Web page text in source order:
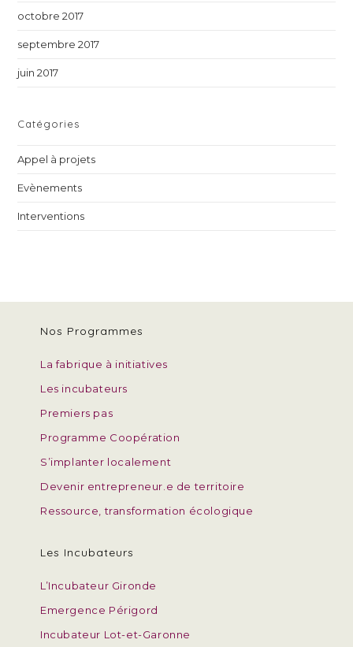
octobre 2017
septembre 2017
juin 2017
Catégories
Appel à projets
Evènements
Interventions
Nos Programmes
La fabrique à initiatives
Les incubateurs
Premiers pas
Programme Coopération
S’implanter localement
Devenir entrepreneur.e de territoire
Ressource, transformation écologique
Les Incubateurs
L’Incubateur Gironde
Emergence Périgord
Incubateur Lot-et-Garonne